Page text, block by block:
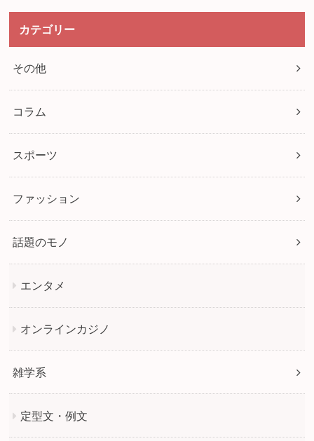
カテゴリー
その他
コラム
スポーツ
ファッション
話題のモノ
エンタメ
オンラインカジノ
雑学系
定型文・例文